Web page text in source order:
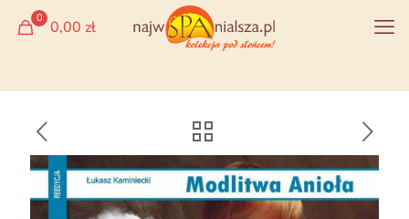
0 0,00 zł